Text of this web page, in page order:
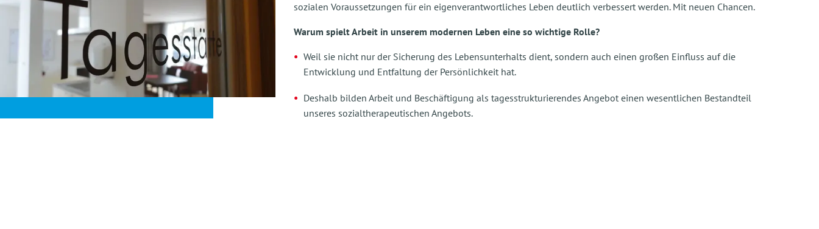
sozialen Voraussetzungen für ein eigenverantwortliches Leben deutlich verbessert werden. Mit neuen Chancen.
Warum spielt Arbeit in unserem modernen Leben eine so wichtige Rolle?
Weil sie nicht nur der Sicherung des Lebensunterhalts dient, sondern auch einen großen Einfluss auf die
Entwicklung und Entfaltung der Persönlichkeit hat.
Deshalb bilden Arbeit und Beschäftigung als tagesstrukturierendes Angebot einen wesentlichen Bestandteil
unseres sozialtherapeutischen Angebots.